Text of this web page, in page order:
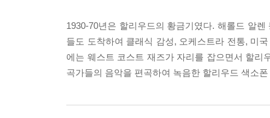
1930-70년은 할리우드의 황금기였다. 해롤드 알
들도 도착하여 클래식 감성, 오케스트라 전통, 미
에는 웨스트 코스트 재즈가 자리를 잡으면서 할리
곡가들의 음악을 편곡하여 녹음한 할리우드 색소